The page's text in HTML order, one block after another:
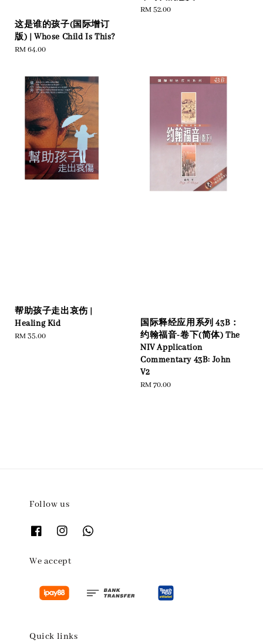
这是谁的孩子(国际增订
版) | Whose Child Is This?
Regular
RM 64.00
Regular
RM 52.00
帮助孩子走出哀伤 |
Healing Kid
Regular
RM 35.00
国际释经应用系列 43B：
约翰福音-卷下(简体) The
NIV Application
Commentary 43B: John
V2
Regular
RM 70.00
Follow us
We accept
Quick links